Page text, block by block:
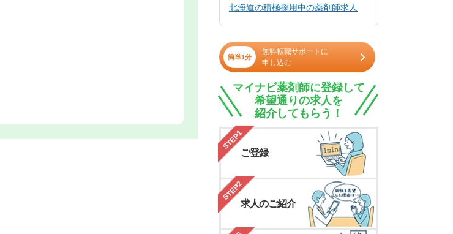
北海道の積極採用中の薬剤師求人
簡単1分
無料転職サポートに
申し込む
マイナビ薬剤師に登録して
希望通りの求人を
紹介してもらう！
STEP1
ご登録
STEP2
求人のご紹介